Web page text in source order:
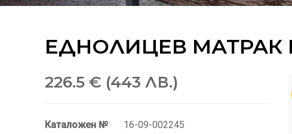
ЕДНОЛИЦЕВ
226.5 € (443 ЛВ.)
Каталожен № 16-09-002245